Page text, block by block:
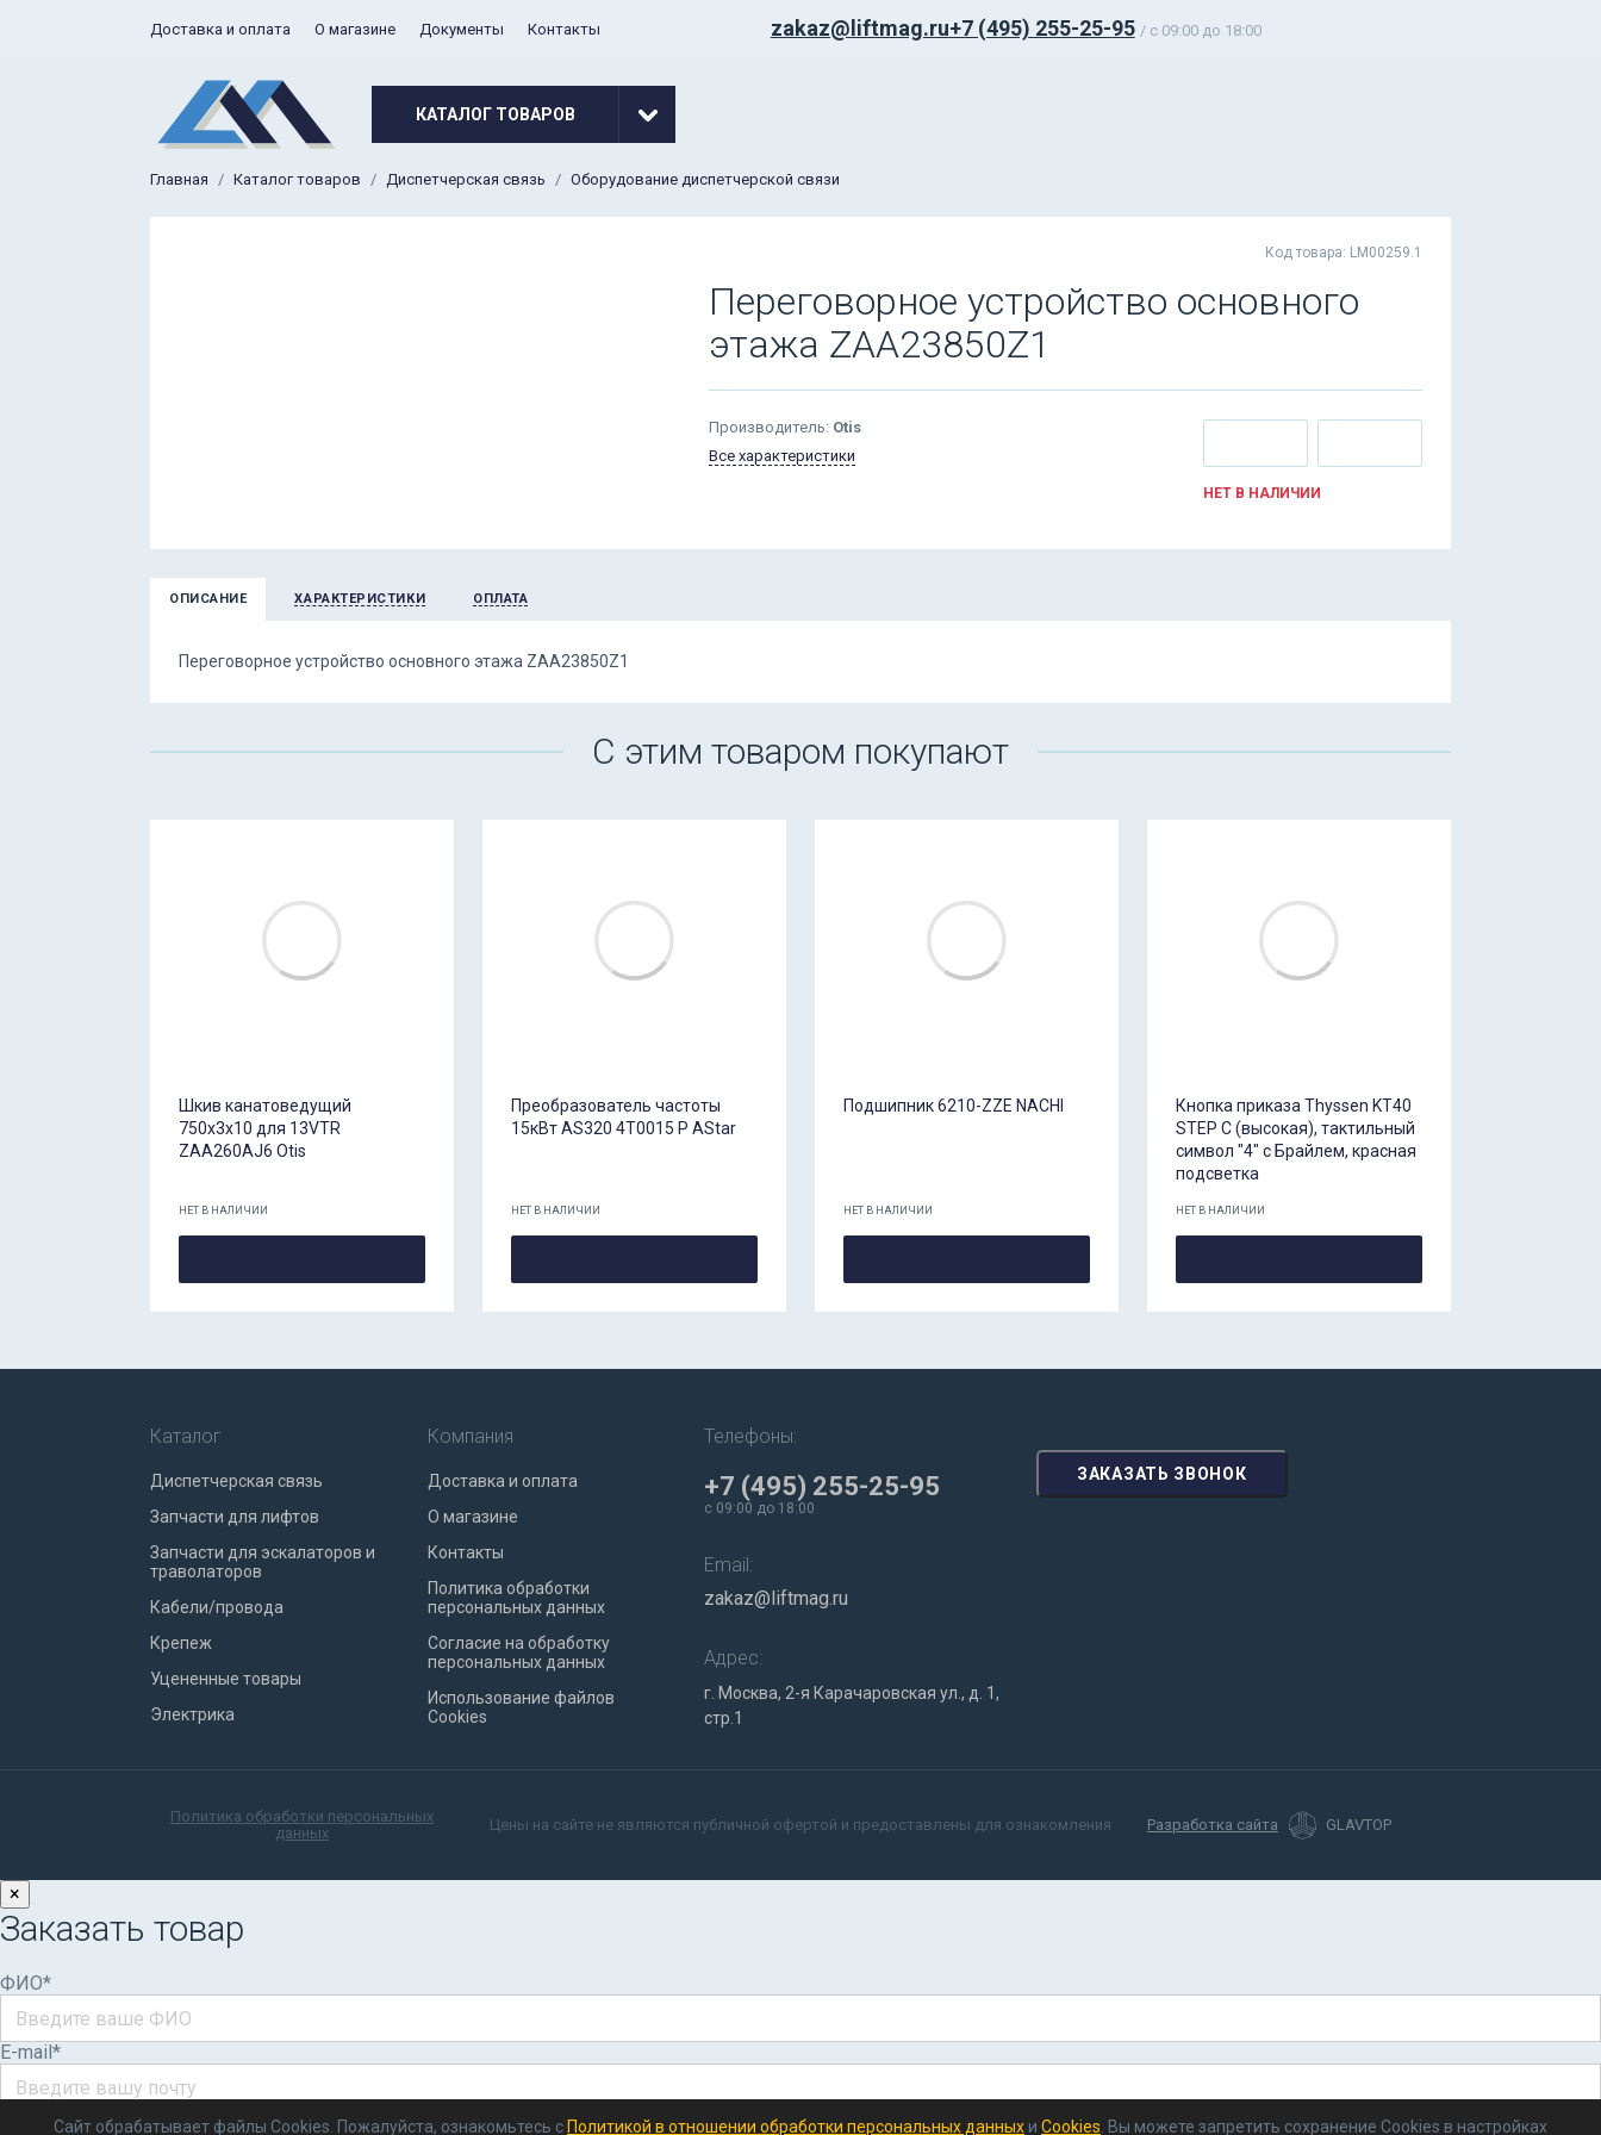
Доставка и оплата О магазине Документы Контакты zakaz@liftmag.ru+7 (495) 255-25-95 / c 09:00 до 18:00
КАТАЛОГ ТОВАРОВ
Главная Каталог товаров Диспетчерская связь Оборудование диспетчерской связи
Код товара: LM00259.1
Переговорное устройство основного
этажа ZAA23850Z1
Производитель: Otis
Все характеристики
НЕТ В НАЛИЧИИ
ОПИСАНИЕ ХАРАКТЕРИСТИКИ ОПЛАТА
Переговорное устройство основного этажа ZAA23850Z1
С этим товаром покупают
Шкив канатоведущий
750х3х10 для 13VTR
ZAA260AJ6 Otis
НЕТ В НАЛИЧИИ
Преобразователь частоты
15кВт AS320 4T0015 P AStar
НЕТ В НАЛИЧИИ
Подшипник 6210-ZZE NACHI
НЕТ В НАЛИЧИИ
Кнопка приказа Thyssen KT40
STEP C (высокая), тактильный
символ "4" с Брайлем, красная
подсветка
НЕТ В НАЛИЧИИ
Каталог
Диспетчерская связь
Запчасти для лифтов
Запчасти для эскалаторов и
траволаторов
Кабели/провода
Крепеж
Уцененные товары
Электрика
Компания
Доставка и оплата
О магазине
Контакты
Политика обработки
персональных данных
Согласие на обработку
персональных данных
Использование файлов
Cookies
Телефоны:
+7 (495) 255-25-95
c 09:00 до 18:00
Email:
zakaz@liftmag.ru
Адрес:
г. Москва, 2-я Карачаровская ул., д. 1,
стр.1
ЗАКАЗАТЬ ЗВОНОК
Политика обработки персональных
данных
Цены на сайте не являются публичной офертой и предоставлены для ознакомления Разработка сайта GLAVTOP
Сайт обрабатывает файлы Cookies. Пожалуйста, ознакомьтесь с Политикой в отношении обработки персональных данных и Cookies . Вы можете запретить сохранение Cookies в настройках
×
Заказать товар
ФИО*
E-mail*
Телефон*